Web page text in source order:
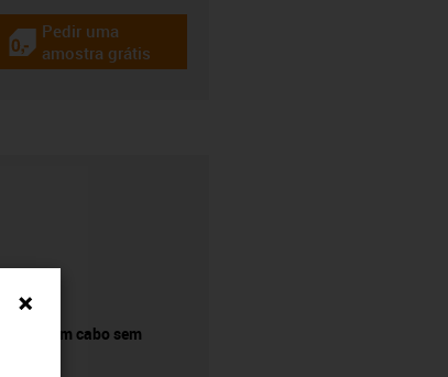
igus-icon-gratismuster
Pedir uma
amostra grátis
um cabo sem